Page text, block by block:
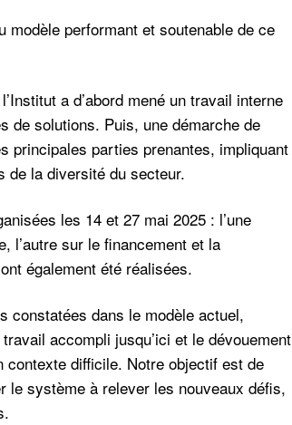
modèle performant et soutenable de ce
a d’abord mené un travail interne
de solutions. Puis, une démarche de
principales parties prenantes, impliquant
la diversité du secteur.
les 14 et 27 mai 2025 : l’une
l’autre sur le financement et la
également été réalisées.
constatées dans le modèle actuel,
accompli jusqu’ici et le dévouement
contexte difficile. Notre objectif est de
le système à relever les nouveaux défis,